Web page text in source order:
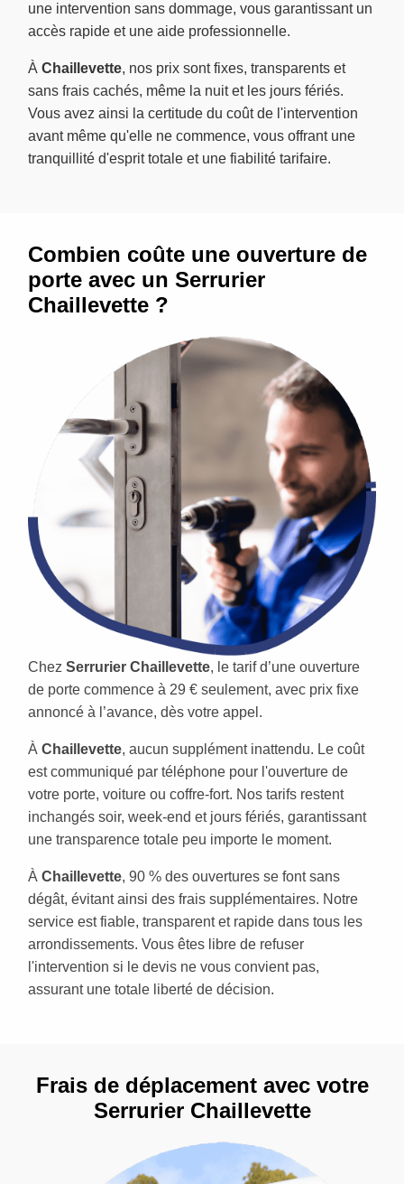
une intervention sans dommage, vous garantissant un
accès rapide et une aide professionnelle.
À Chaillevette, nos prix sont fixes, transparents et
sans frais cachés, même la nuit et les jours fériés.
Vous avez ainsi la certitude du coût de l'intervention
avant même qu'elle ne commence, vous offrant une
tranquillité d'esprit totale et une fiabilité tarifaire.
Combien coûte une ouverture de
porte avec un Serrurier
Chaillevette ?
Chez Serrurier Chaillevette, le tarif d’une ouverture
de porte commence à 29 € seulement, avec prix fixe
annoncé à l’avance, dès votre appel.
À Chaillevette, aucun supplément inattendu. Le coût
est communiqué par téléphone pour l'ouverture de
votre porte, voiture ou coffre-fort. Nos tarifs restent
inchangés soir, week-end et jours fériés, garantissant
une transparence totale peu importe le moment.
À Chaillevette, 90 % des ouvertures se font sans
dégât, évitant ainsi des frais supplémentaires. Notre
service est fiable, transparent et rapide dans tous les
arrondissements. Vous êtes libre de refuser
l'intervention si le devis ne vous convient pas,
assurant une totale liberté de décision.
Frais de déplacement avec votre
Serrurier Chaillevette